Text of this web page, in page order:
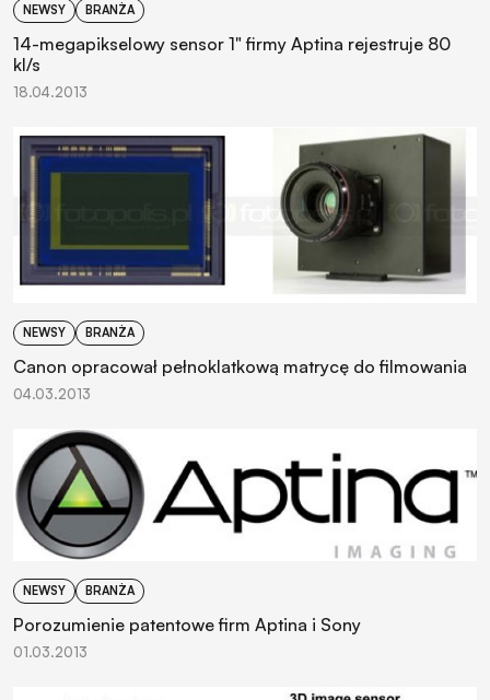
NEWSY BRANŻA
14-megapikselowy sensor 1" firmy Aptina rejestruje 80
kl/s
18.04.2013
NEWSY BRANŻA
Canon opracował pełnoklatkową matrycę do filmowania
04.03.2013
NEWSY BRANŻA
Porozumienie patentowe firm Aptina i Sony
01.03.2013